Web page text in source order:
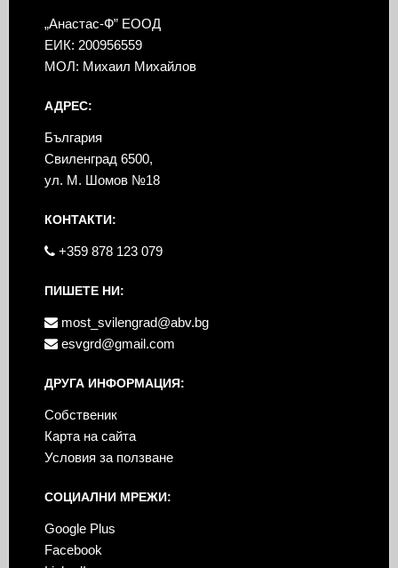
„Анастас-Ф” ЕООД
ЕИК: 200956559
МОЛ: Михаил Михайлов
АДРЕС:
България
Свиленград 6500,
ул. М. Шомов №18
КОНТАКТИ:
+359 878 123 079
ПИШЕТЕ НИ:
most_svilengrad@abv.bg
esvgrd@gmail.com
ДРУГА ИНФОРМАЦИЯ:
Собственик
Карта на сайта
Условия за ползване
СОЦИАЛНИ МРЕЖИ:
Google Plus
Facebook